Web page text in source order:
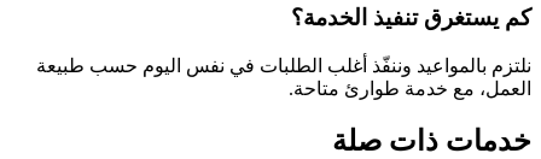
كم يستغرق تنفيذ الخدمة؟
نلتزم بالمواعيد وننفّذ أغلب الطلبات في نفس اليوم حسب طبيعة
العمل، مع خدمة طوارئ متاحة.
خدمات ذات صلة